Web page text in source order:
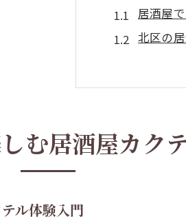
居酒屋
北区の
はしご
居酒屋
女性にも安
女性が
む居酒屋カク
ル体験入門